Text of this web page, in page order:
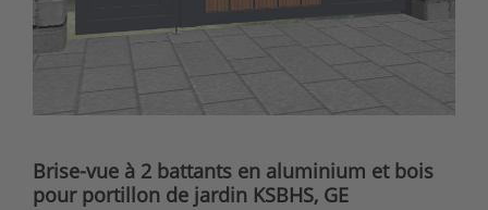
Brise-vue à 2 battants en aluminium et bois
pour portillon de jardin KSBHS, GE